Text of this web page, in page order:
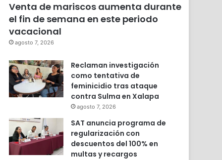
Venta de mariscos aumenta durante
el fin de semana en este periodo
vacacional
agosto 7, 2026
Reclaman investigación
como tentativa de
feminicidio tras ataque
contra Sulma en Xalapa
agosto 7, 2026
SAT anuncia programa de
regularización con
descuentos del 100% en
multas y recargos